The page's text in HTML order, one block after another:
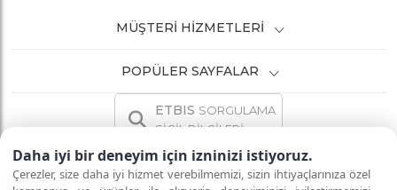
Daha iyi bir deneyim için izninizi istiyoruz.
Çerezler, size daha iyi hizmet verebilmemizi, sizin ihtiyaçlarınıza özel
MÜŞTERI HIZMETLERI
POPÜLER SAYFALAR
ETBIS SORGULAMA
SİCİL BİLGİLERİ